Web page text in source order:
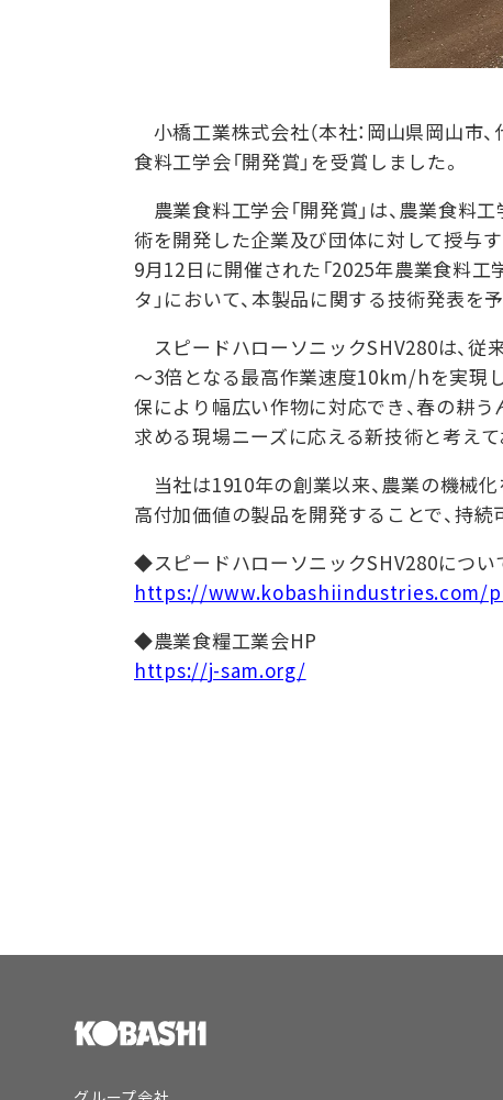
小橋工業株式会社（本社：岡山県岡山市、
食料工学会「開発賞」を受賞しました。
農業食料工学会「開発賞」は、農業食料
術を開発した企業及び団体に対して授与す
9月12日に開催された「2025年農業食料工
タ」において、本製品に関する技術発表を
スピードハローソニックSHV280は、従
～3倍となる最高作業速度10km/hを実現
保により幅広い作物に対応でき、春の耕
求める現場ニーズに応える新技術と考えて
当社は1910年の創業以来、農業の機械
高付加価値の製品を開発することで、持
◆スピードハローソニックSHV280につい
https://
◆農業食糧工業会HP
https://j-sam.org/